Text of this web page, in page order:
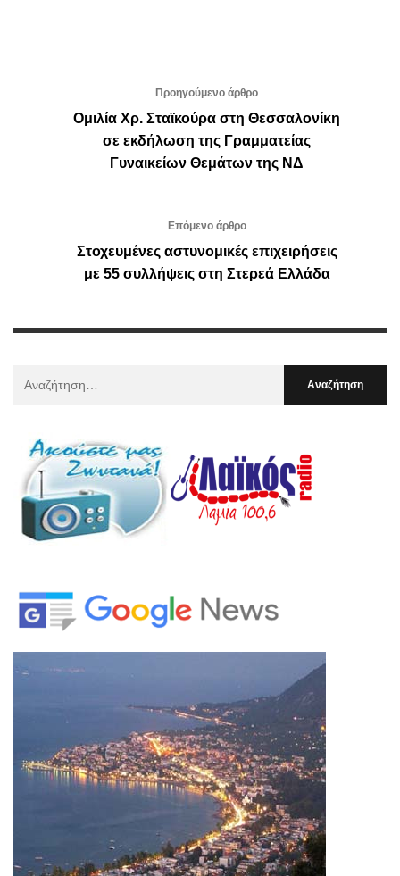
Προηγούμενο άρθρο
Ομιλία Χρ. Σταϊκούρα στη Θεσσαλονίκη
σε εκδήλωση της Γραμματείας
Γυναικείων Θεμάτων της ΝΔ
Επόμενο άρθρο
Στοχευμένες αστυνομικές επιχειρήσεις
με 55 συλλήψεις στη Στερεά Ελλάδα